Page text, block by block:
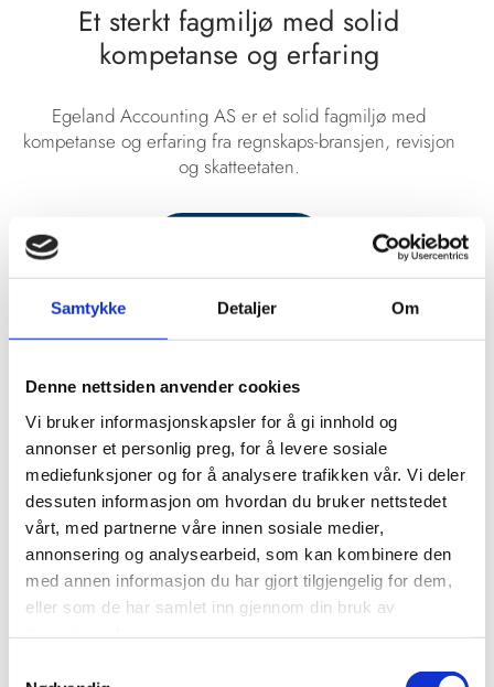
Samtykke Detaljer Om
Denne nettsiden anvender cookies
Vi bruker informasjonskapsler for å gi innhold og
annonser et personlig preg, for å levere sosiale
mediefunksjoner og for å analysere trafikken vår. Vi deler
dessuten informasjon om hvordan du bruker nettstedet
vårt, med partnerne våre innen sosiale medier,
annonsering og analysearbeid, som kan kombinere den
med annen informasjon du har gjort tilgjengelig for dem,
eller som de har samlet inn gjennom din bruk av
Et sterkt fagmiljø med solid
kompetanse og erfaring
Egeland Accounting AS er et solid fagmiljø med
kompetanse og erfaring fra regnskaps-bransjen, revisjon
og skatteetaten.
Alt fra regnskapsføring til fullstendig
økonomiansvar